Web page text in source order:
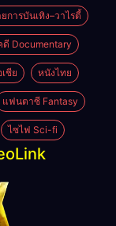
การบันเทิง–วาไรตี้
ดี Documentary
ชีย หนังไทย
แฟนตาซี Fantasy
ไซไฟ Sci-fi